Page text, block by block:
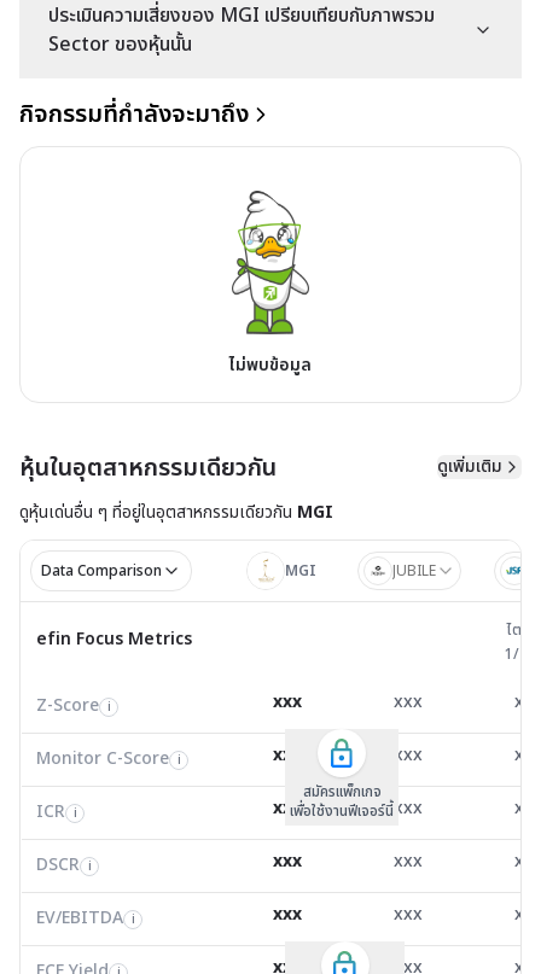
ประเมินความเสี่ยงของ MGI เปรียบเทียบกับภาพรวม
Sector ของหุ้นนั้น
กิจกรรมที่กำลังจะมาถึง
ไม่พบข้อมูล
หุ้นในอุตสาหกรรมเดียวกัน
ดูเพิ่มเติม
ดูหุ้นเด่นอื่น ๆ ที่อยู่ในอุตสาหกรรมเดียวกัน MGI
Data Comparison MGI JUBILE
efin Focus Metrics ไตรมาส
Z-Score i 2.65 4.09
Monitor C-Score
0.00 0.00
ICR i 14.94 47.56
DSCR
EV/EBITDA
14.75 6.69
FCF Yield i 0.00 0.00
FCF/Net Income
0.00 0.00
efin Focus Metrics
ไตรม
1/
Z-Score i
Monitor C-Score i
ICR i
DSCR i
สมัครแพ็คเกจ B
เพื่อใช้งานฟีเจอร์นี้
EV/EBITDA
FCF Yield i
FCF/Net Income
Net Debt/EBITDA
ROIC i
สมัครแพ็คเกจ B
เพื่อใช้งานฟีเจอร์นี้
Z-Score i xxx xxx
Monitor C-Score i xxx xxx
ICR i xxx xxx
DSCR i xxx xxx
สมัครแพ็กเกจ
เพื่อใช้งานฟีเจอร์นี้
EV/EBITDA i xxx xxx
xxx xxx